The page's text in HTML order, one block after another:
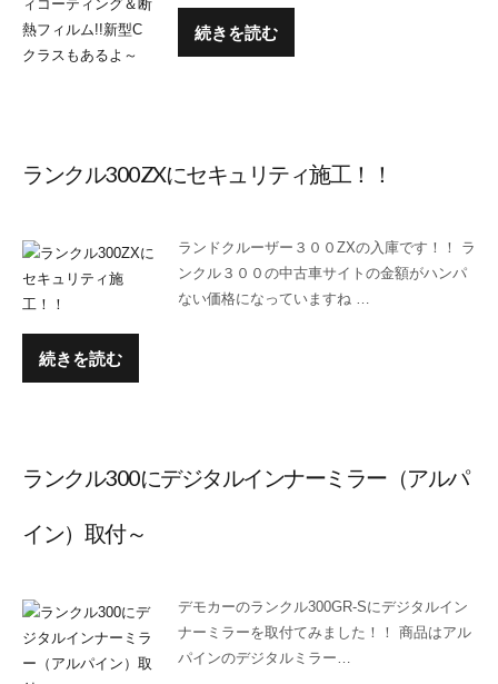
続きを読む
ランクル300ZXにセキュリティ施工！！
ランドクルーザー３００ZXの入庫です！！ ラ
ンクル３００の中古車サイトの金額がハンパ
ない価格になっていますね …
続きを読む
ランクル300にデジタルインナーミラー（アルパ
イン）取付～
デモカーのランクル300GR-Sにデジタルイン
ナーミラーを取付てみました！！ 商品はアル
パインのデジタルミラー…